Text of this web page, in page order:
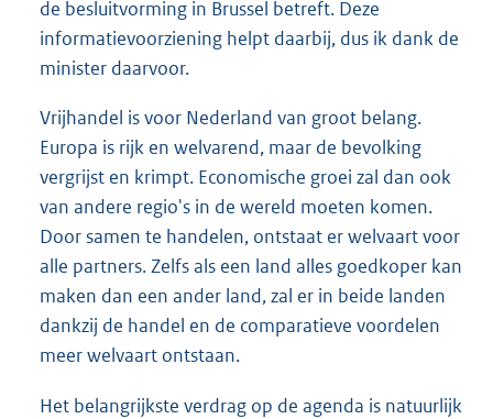
de besluitvorming in Brussel betreft. Deze
informatievoorziening helpt daarbij, dus ik dank de
minister daarvoor.
Vrijhandel is voor Nederland van groot belang.
Europa is rijk en welvarend, maar de bevolking
vergrijst en krimpt. Economische groei zal dan ook
van andere regio's in de wereld moeten komen.
Door samen te handelen, ontstaat er welvaart voor
alle partners. Zelfs als een land alles goedkoper kan
maken dan een ander land, zal er in beide landen
dankzij de handel en de comparatieve voordelen
meer welvaart ontstaan.
Het belangrijkste verdrag op de agenda is natuurlijk